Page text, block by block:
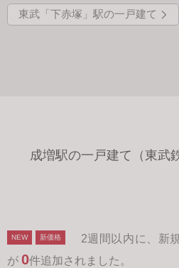
東武「下赤塚」駅の一戸建て
成増駅の一戸建て（東武
NEW 新価格 2週間以内に、新
が 0件追加されました。